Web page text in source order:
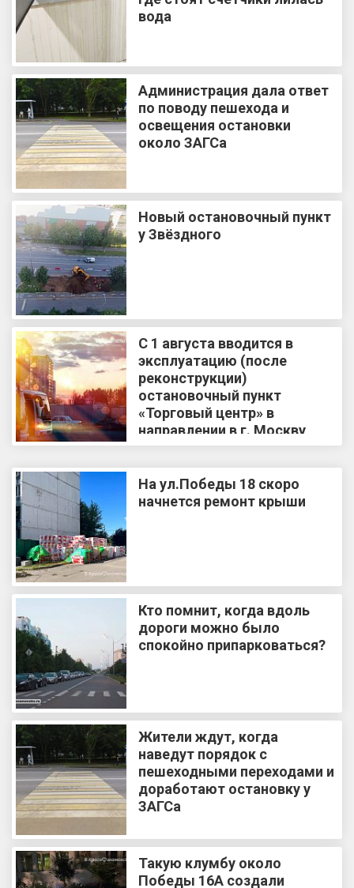
вода
Администрация дала ответ
по поводу пешехода и
освещения остановки
около ЗАГСа
Новый остановочный пункт
у Звёздного
С 1 августа вводится в
эксплуатацию (после
реконструкции)
остановочный пункт
«Торговый центр» в
направлении в г. Москву
На ул.Победы 18 скоро
начнется ремонт крыши
Кто помнит, когда вдоль
дороги можно было
спокойно припарковаться?
Жители ждут, когда
наведут порядок с
пешеходными переходами и
доработают остановку у
ЗАГСа
Такую клумбу около
Победы 16А создали